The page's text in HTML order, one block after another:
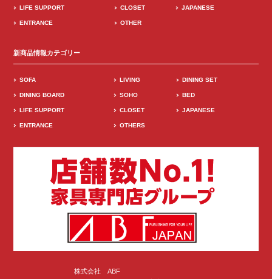
LIFE SUPPORT CLOSET JAPANESE
ENTRANCE OTHER
新商品情報カテゴリー
SOFA LIVING DINING SET
DINING BOARD SOHO BED
LIFE SUPPORT CLOSET JAPANESE
ENTRANCE OTHERS
株式会社 ABF